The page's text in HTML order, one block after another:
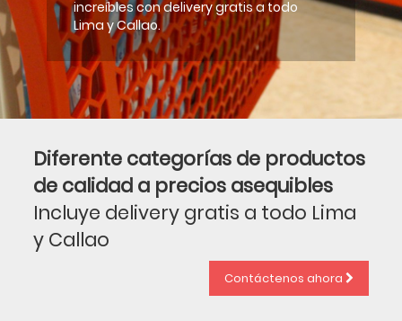
increíbles con delivery gratis a todo
Lima y Callao.
Diferente categorías de productos
de calidad a precios asequibles
Incluye delivery gratis a todo Lima
y Callao
Contáctenos ahora